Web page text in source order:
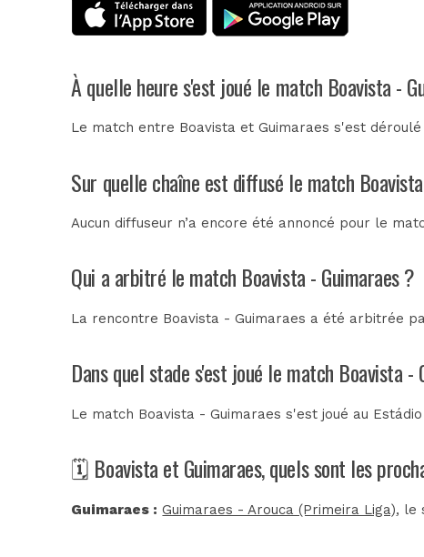
À quelle heure s'est joué le match Boavista -
Le match entre Boavista et Guimaraes s'est
Sur quelle chaîne est diffusé le match
Aucun diffuseur n’a encore été annoncé pour le
Qui a arbitré le match Boavista - Guimaraes ?
La rencontre Boavista - Guimaraes a été arbitrée
Dans quel stade s'est joué le match Boavista -
Le match Boavista - Guimaraes s'est joué au
🗓️ Boavista et Guimaraes, quels sont les
Guimaraes : Guimaraes - Arouca (Primeira Liga), le